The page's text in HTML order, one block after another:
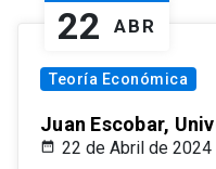
22 ABR
Teoría Económica
Juan Escobar,
22 de Abril de 2024